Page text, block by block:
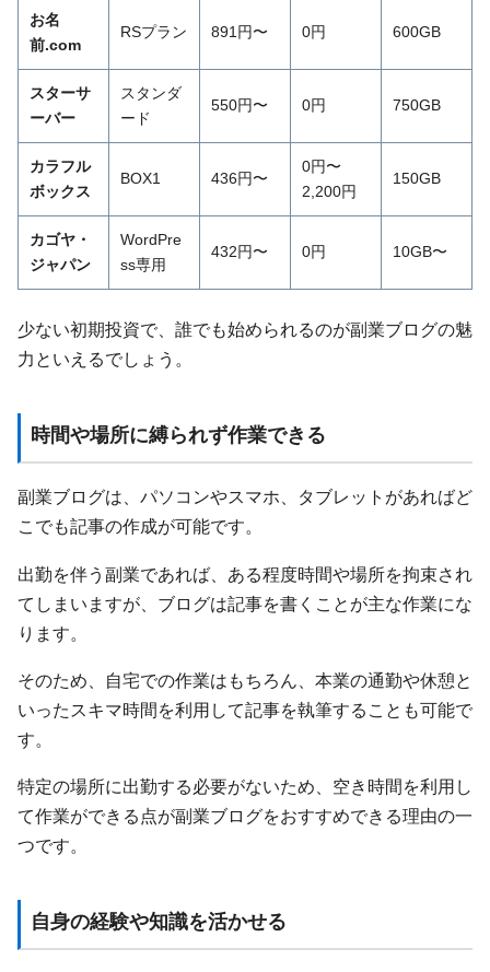
お名
前.com
RSプラン 891円〜 0円 600GB
スターサ
ーバー
スタンダ
ード
550円〜 0円 750GB
カラフル
ボックス
BOX1 436円〜
0円〜
2,200円
150GB
カゴヤ・
ジャパン
WordPre
ss専用
432円〜 0円 10GB〜
少ない初期投資で、誰でも始められるのが副業ブログの魅
力といえるでしょう。
時間や場所に縛られず作業できる
副業ブログは、パソコンやスマホ、タブレットがあればど
こでも記事の作成が可能です。
出勤を伴う副業であれば、ある程度時間や場所を拘束され
てしまいますが、ブログは記事を書くことが主な作業にな
ります。
そのため、自宅での作業はもちろん、本業の通勤や休憩と
いったスキマ時間を利用して記事を執筆することも可能で
す。
特定の場所に出勤する必要がないため、空き時間を利用し
て作業ができる点が副業ブログをおすすめできる理由の一
つです。
自身の経験や知識を活かせる